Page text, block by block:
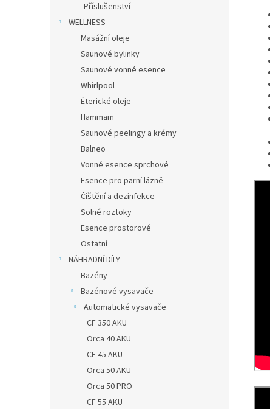
Příslušenství
WELLNESS
Masážní oleje
Saunové bylinky
Saunové vonné esence
Whirlpool
Éterické oleje
Hammam
Saunové peelingy a krémy
Balneo
Vonné esence sprchové
Esence pro parní lázně
Čištění a dezinfekce
Solné roztoky
Esence prostorové
Ostatní
NÁHRADNÍ DÍLY
Bazény
Bazénové vysavače
Automatické vysavače
CF 350 AKU
Orca 40 AKU
CF 45 AKU
Orca 50 AKU
Orca 50 PRO
CF 55 AKU